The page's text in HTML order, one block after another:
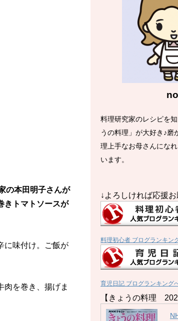
の本田明子さんが
きトマトソースが
に味付け。ご飯が
肉を巻き、揚げま
料理研究家のレシピを
うの料理」が大好き♪磨
理上手なお母さんにな
います。
↓よろしければ応援
料理初心者 ブログランキン
育児日記 ブログランキング
【きょうの料理